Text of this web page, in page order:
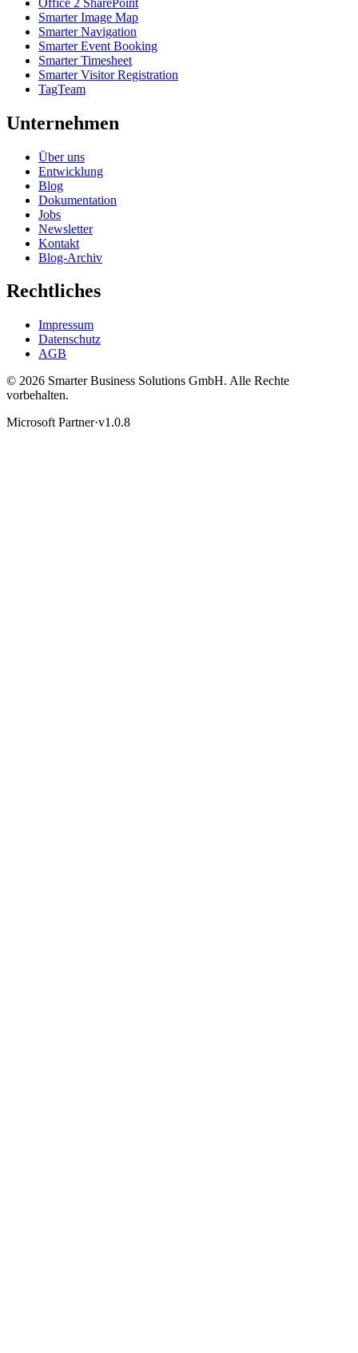
Smarter Image Map
Smarter Navigation
Smarter Event Booking
Smarter Timesheet
Smarter Visitor Registration
TagTeam
Unternehmen
Über uns
Entwicklung
Blog
Dokumentation
Jobs
Newsletter
Kontakt
Blog-Archiv
Rechtliches
Impressum
Datenschutz
AGB
© 2026 Smarter Business Solutions GmbH. Alle Rechte
vorbehalten.
Microsoft Partner·v1.0.8